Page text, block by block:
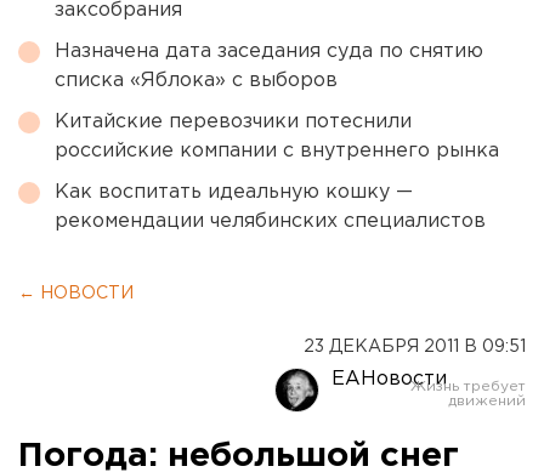
заксобрания
Назначена дата заседания суда по снятию
списка «Яблока» с выборов
Китайские перевозчики потеснили
российские компании с внутреннего рынка
Как воспитать идеальную кошку —
рекомендации челябинских специалистов
← НОВОСТИ
23 ДЕКАБРЯ 2011 В 09:51
ЕАНовости
Погода: небольшой снег